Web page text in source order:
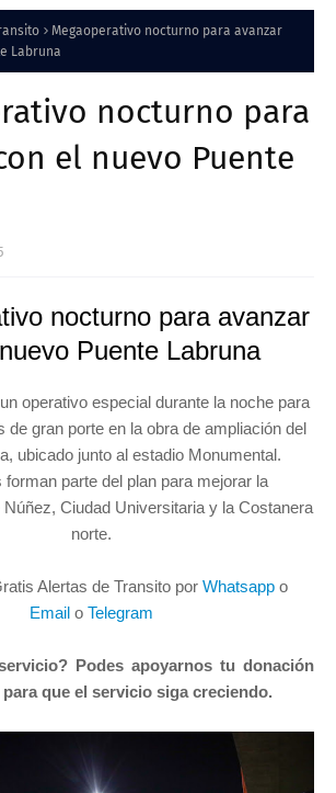
Megaoperativo nocturno para avanzar
Labruna
nocturno para
el nuevo Puente
nocturno para avanzar
Puente Labruna
operativo especial durante la noche para
de gran porte en la obra de ampliación del
ubicado junto al estadio Monumental.
forman parte del plan para mejorar la
Ciudad Universitaria y la Costanera
norte.
Alertas de Transito por Whatsapp o
Emailo Telegram
Podes apoyarnos tu donación
para que el servicio siga creciendo.